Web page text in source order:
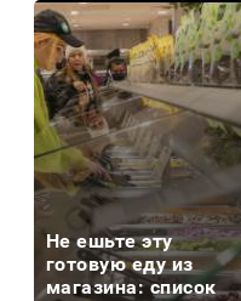
Не ешьте эту
готовую еду из
магазина: список